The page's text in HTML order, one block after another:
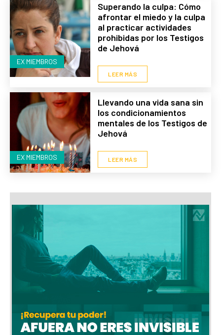
EX MIEMBROS
Superando la culpa: Cómo
afrontar el miedo y la culpa
al practicar actividades
prohibidas por los Testigos
de Jehová
LEER MÁS
EX MIEMBROS
Llevando una vida sana sin
los condicionamientos
mentales de los Testigos de
Jehová
LEER MÁS